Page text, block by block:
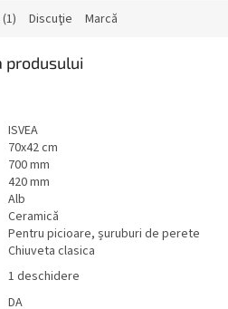
Discuţie Marcă
produsului
ISVEA
70x42 cm
700 mm
420 mm
Alb
Ceramică
Pentru picioare, șuruburi de perete
Chiuveta clasica
1 deschidere
DA